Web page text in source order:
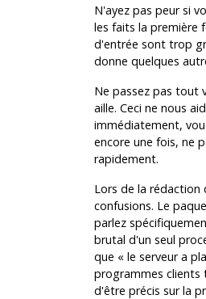
N'ayez pas peur si
les faits la première
d'entrée sont trop
donne quelques
Ne passez pas tout
aille. Ceci ne nous
immédiatement,
encore une fois, ne
rapidement.
Lors de la rédaction
confusions. Le
parlez
brutal d'un seul
que « le serveur a
programmes
d'être précis sur la